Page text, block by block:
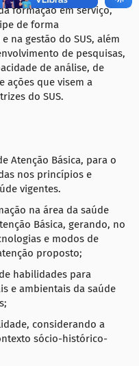
formação em serviço,
de forma
na gestão do SUS, além
de pesquisas,
de análise, de
ações que visem a
do SUS.
Atenção Básica, para o
nos princípios e
vigentes.
na área da saúde
Básica, gerando, no
e modos de
proposto;
habilidades para
e ambientais da saúde
considerando a
sócio-histórico-